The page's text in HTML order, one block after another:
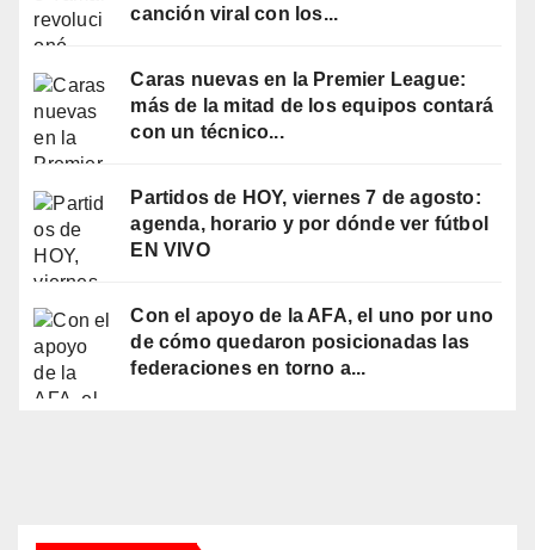
canción viral con los...
Caras nuevas en la Premier League:
más de la mitad de los equipos contará
con un técnico...
Partidos de HOY, viernes 7 de agosto:
agenda, horario y por dónde ver fútbol
EN VIVO
Con el apoyo de la AFA, el uno por uno
de cómo quedaron posicionadas las
federaciones en torno a...